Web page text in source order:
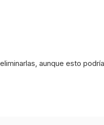
aunque esto